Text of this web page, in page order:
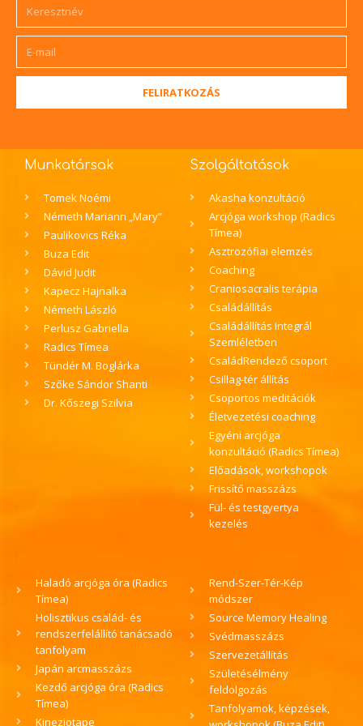
e
t
a
s
FELIRATKOZÁS
Munkatársak
Tomek Noémi
Németh Mariann „Mary”
Paulikovics Réka
Buza Edit
Dávid Judit
Kapecz Hajnalka
Németh László
Perlusz Gabriella
Radics Tímea
Tündér M. Boglárka
Szőke Sándor Shanti
Dr. Kőszegi Szilvia
Szolgáltatások
Akasha konzultáció
Arcjóga workshop (Radics
Tímea)
Asztrozófiai elemzés
Coaching
Craniosacralis terápia
Családállítás
Családállítás Integrál
Szemléletben
CsaládRendező csoport
Csillag-tér állítás
Csoportos meditációk
Életvezetési coaching
Egyéni arcjóga
konzultáció (Radics Tímea)
Előadások, workshopok
Frissítő masszázs
Fül- és testgyertya
kezelés
Haladó arcjóga óra (Radics
Tímea)
Holisztikus család- és
rendszerfelállító tanácsadó
tanfolyam
Japán arcmasszázs
Kezdő arcjóga óra (Radics
Tímea)
Kineziotape
Rend-Szer-Tér-Kép
módszer
Source Memory Healing
Svédmasszázs
Szervezetállítás
Születésélmény
feldolgozás
Tanfolyamok, képzések,